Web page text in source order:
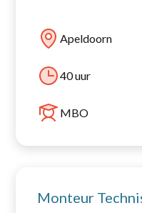
Apeldoorn
40 uur
MBO
Monteur